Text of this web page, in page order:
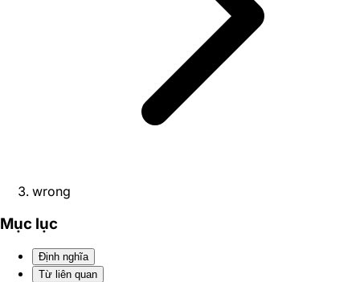
wrong
Mục lục
Định nghĩa
Từ liên quan